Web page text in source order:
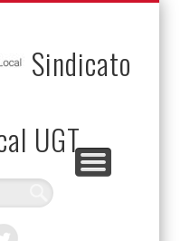
Sindicato
UGT